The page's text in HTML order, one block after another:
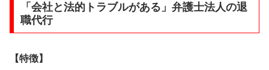
「会社と法的トラブルがある」弁護士法人の退
職代行
【特徴】